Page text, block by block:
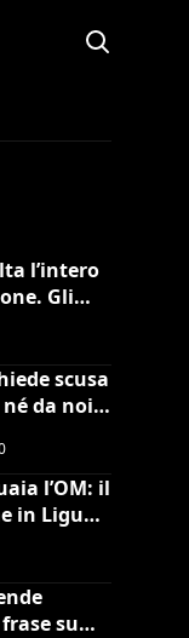
l’intero
Gli
scusa
da noi
l’OM: il
in Ligue 2
su